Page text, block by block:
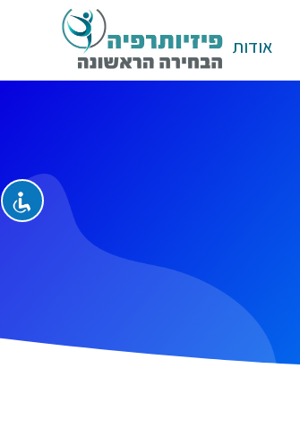
אודות